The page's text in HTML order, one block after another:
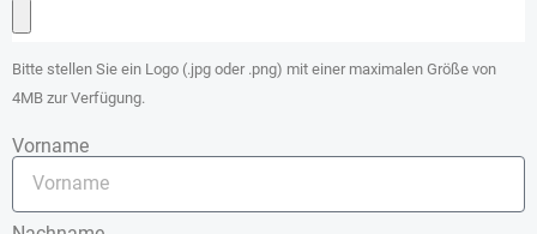
Bitte stellen Sie ein Logo (.jpg oder .png) mit einer maximalen Größe von
4MB zur Verfügung.
Vorname